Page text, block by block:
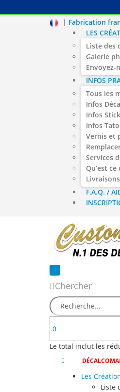
| Fabrication
LES
Liste des
Galerie
Envoyez-
INFOS
Tous les
Infos
Infos
Infos
Vernis et
Services
Qu’est
F.A.Q. /
Chercher
0
Le total inclut les
Les
Liste